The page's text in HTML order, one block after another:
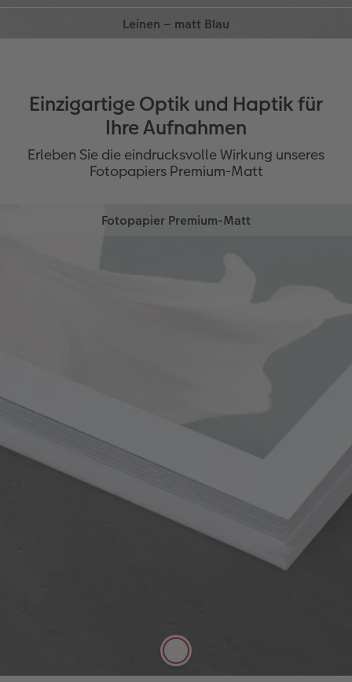
möglich
Ideal für Hochzeitserinnerungen
Veredelung in Roségold, Gold oder Silber
Wertiges Leinen mit Sruktur
Ideal für Fernreise, Hochzeit oder
möglich
Einzigartige Optik und Haptik für
Ihre Aufnahmen
Erleben Sie die eindrucksvolle Wirkung unseres
Fotopapiers Premium-Matt
aussergewöhnlicher Farbbrillanz und faszinierender
Tiefenschärfe auf dem einzigartigen Fotopapier
Premium-Matt. Die reflexionsfreie tiefmatte
Oberfläche sorgt für eine herausragende
Bildqualität mit lebendiger Optik und exzellenter
Ausbelichtetes Fotopapier von FUJIFILM
FSC®-zertifiziertes Fotopapier